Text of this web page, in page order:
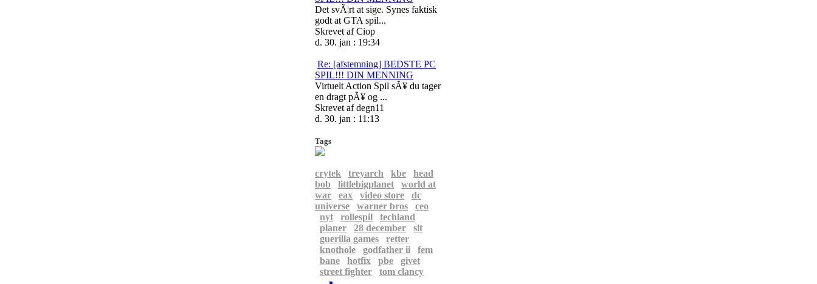
Det svÃ¦rt at sige. Synes faktisk
godt at GTA spil...
Skrevet af Ciop
d. 30. jan : 19:34
Re: [afstemning] BEDSTE PC
SPIL!!! DIN MENNING
Virtuelt Action Spil sÃ¥ du tager
en dragt pÃ¥ og ...
Skrevet af degn11
d. 30. jan : 11:13
Tags
crytek treyarch kbe
head
bob
littlebigplanet
world at
war
eax video store
dc
universe
warner bros
ceo
nyt
rollespil
techland
planer
28 december
slt
guerilla games
retter
knothole
godfather ii
fem
bane
hotfix pbe
givet
street fighter
tom clancy